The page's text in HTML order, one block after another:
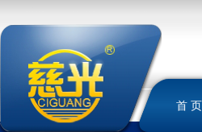
首 页